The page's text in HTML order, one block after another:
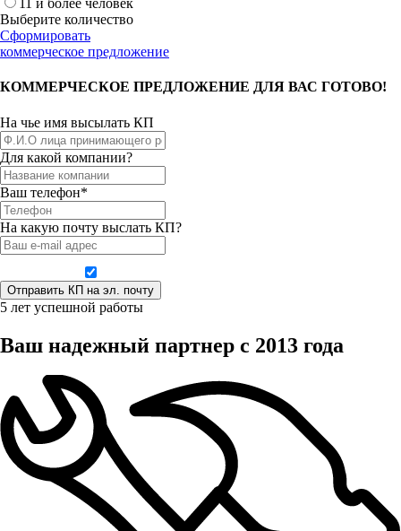
11 и более человек
Выберите количество
Сформировать
коммерческое предложение
КОММЕРЧЕСКОЕ ПРЕДЛОЖЕНИЕ ДЛЯ ВАС ГОТОВО!
На чье имя высылать КП
Для какой компании?
Ваш телефон*
На какую почту выслать КП?
5 лет успешной работы
Ваш надежный партнер с 2013 года